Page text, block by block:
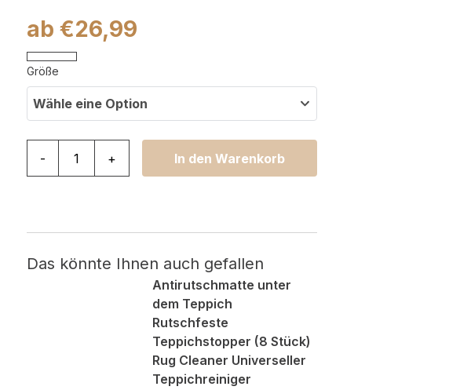
ab €26,99
Größe
Wähle eine Option
- + In den Warenkorb
Das könnte Ihnen auch gefallen
Antirutschmatte unter
dem Teppich
Rutschfeste
Teppichstopper (8 Stück)
Rug Cleaner Universeller
Teppichreiniger